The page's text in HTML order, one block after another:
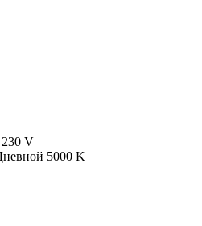
230 V
5000 K